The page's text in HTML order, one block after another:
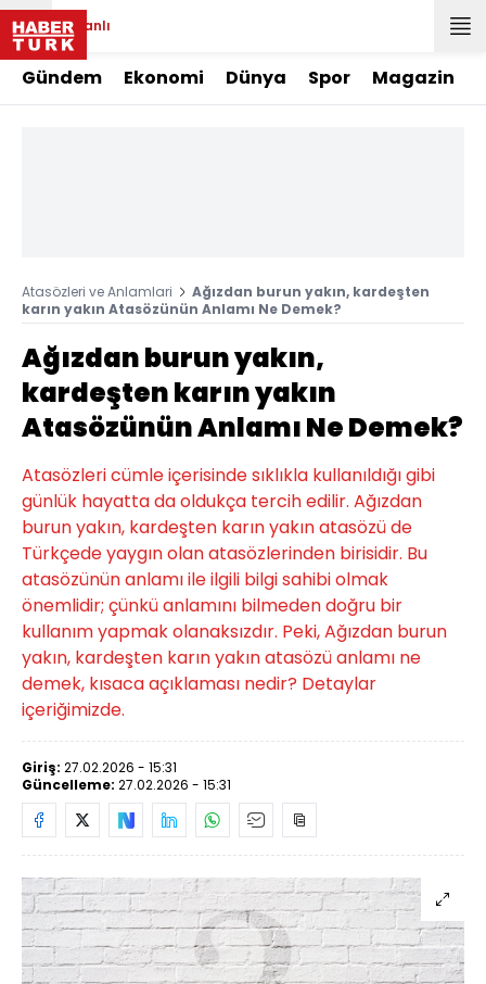
Canlı
Gündem Ekonomi Dünya Spor Magazin
Atasözleri ve Anlamlari
Ağızdan burun yakın, kardeşten
karın yakın Atasözünün Anlamı Ne Demek?
Ağızdan burun yakın,
kardeşten karın yakın
Atasözünün Anlamı Ne Demek?
Atasözleri cümle içerisinde sıklıkla kullanıldığı gibi
günlük hayatta da oldukça tercih edilir. Ağızdan
burun yakın, kardeşten karın yakın atasözü de
Türkçede yaygın olan atasözlerinden birisidir. Bu
atasözünün anlamı ile ilgili bilgi sahibi olmak
önemlidir; çünkü anlamını bilmeden doğru bir
kullanım yapmak olanaksızdır. Peki, Ağızdan burun
yakın, kardeşten karın yakın atasözü anlamı ne
demek, kısaca açıklaması nedir? Detaylar
içeriğimizde.
Giriş: 27.02.2026 - 15:31
Güncelleme: 27.02.2026 - 15:31